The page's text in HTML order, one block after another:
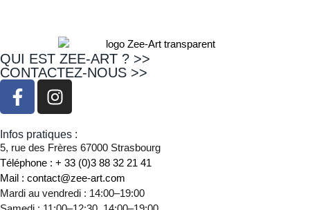
QUI EST ZEE-ART ? >>
CONTACTEZ-NOUS >>
Infos pratiques :
5, rue des Frères 67000 Strasbourg
Téléphone : + 33 (0)3 88 32 21 41
Mail : contact@zee-art.com
Mardi au vendredi : 14:00–19:00